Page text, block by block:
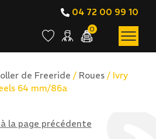
04 72 00 99 10
0
de Freeride / Roues/ Ivry
64 mm/86a
la page précédente